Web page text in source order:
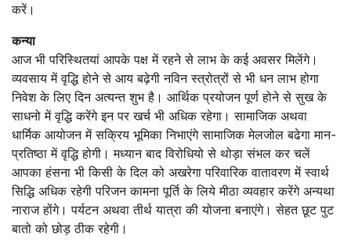
करें।
कन्या
आज भी परिस्थितयां आपके पक्ष में रहने से लाभ के कई अवसर मिलेंगे।
व्यवसाय में वृद्धि होने से आय बढ़ेगी नविन स्त्रोत्रों से भी धन लाभ होगा
निवेश के लिए दिन अत्यन्त शुभ है। आर्थिक प्रयोजन पूर्ण होने से सुख के
साधनो में वृद्धि करेंगे इन पर खर्च भी अधिक रहेगा। सामाजिक अथवा
धार्मिक आयोजन में सक्रिय भूमिका निभाएंगे सामाजिक मेलजोल बढेगा मान-
प्रतिष्ठा में वृद्धि होगी। मध्यान बाद विरोधियो से थोड़ा संभल कर चलें
आपका हंसना भी किसी के दिल को अखरेगा परिवारिक वातावरण में स्वार्थ
सिद्धि अधिक रहेगी परिजन कामना पूर्ति के लिये मीठा व्यवहार करेंगे अन्यथा
नाराज होंगे। पर्यटन अथवा तीर्थ यात्रा की योजना बनाएंगे। सेहत छूट पुट
बातो को छोड़ ठीक रहेगी।